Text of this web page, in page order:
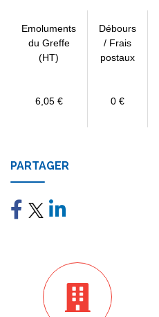
Emoluments
du Greffe
(HT)
Débours
/ Frais
postaux
6,05 € 0 €
PARTAGER